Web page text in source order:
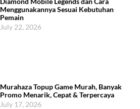
Menggunakannya Sesuai Kebutuhan
Pemain
July 22, 2026
Murahaza Topup Game Murah, Banyak
Promo Menarik, Cepat & Terpercaya
July 17, 2026